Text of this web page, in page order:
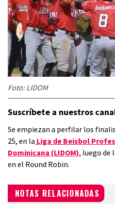
Foto: LIDOM
Suscríbete a nuestros
Se empiezan a perfilar los
25, en la Liga de Beisbol
Dominicana (LIDOM), luego de
en el Round Robin.
NOTAS RELACIONADAS